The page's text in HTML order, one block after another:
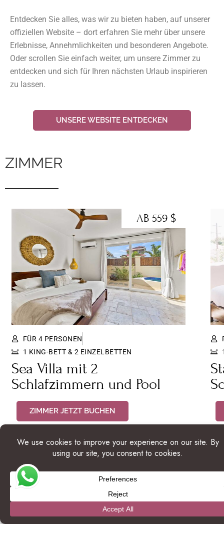
Entdecken Sie alles, was wir zu bieten haben, auf unserer
offiziellen Website – dort erfahren Sie mehr über unsere
Erlebnisse, Annehmlichkeiten und besonderen Angebote.
Oder scrollen Sie einfach weiter, um unsere Zimmer zu
entdecken und sich für Ihren nächsten Urlaub inspirieren
zu lassen.
UNSERE WEBSITE ENTDECKEN
ZIMMER
AB 559 $
FÜR 4 PERSONEN
1 KING-BETT & 2 EINZELBETTEN
Sea Villa mit 2
Schlafzimmern und Pool
ZIMMER JETZT BUCHEN